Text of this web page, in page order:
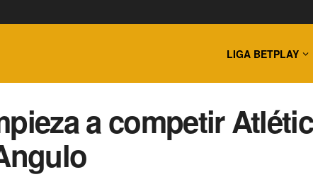
LIGA BETPLAY
a competir